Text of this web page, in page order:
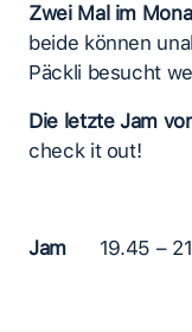
Zwei Mal im
beide können
Päckli besucht
Die letzte Jam
check it out!
Jam 19.45 –